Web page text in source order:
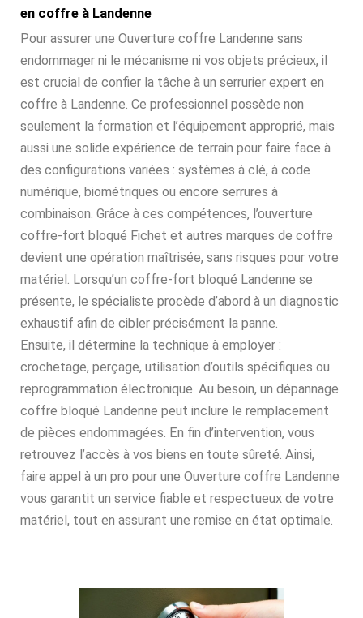
en coffre à Landenne
Pour assurer une Ouverture coffre Landenne sans
endommager ni le mécanisme ni vos objets précieux, il
est crucial de confier la tâche à un serrurier expert en
coffre à Landenne. Ce professionnel possède non
seulement la formation et l’équipement approprié, mais
aussi une solide expérience de terrain pour faire face à
des configurations variées : systèmes à clé, à code
numérique, biométriques ou encore serrures à
combinaison. Grâce à ces compétences, l’ouverture
coffre-fort bloqué Fichet et autres marques de coffre
devient une opération maîtrisée, sans risques pour votre
matériel. Lorsqu’un coffre-fort bloqué Landenne se
présente, le spécialiste procède d’abord à un diagnostic
exhaustif afin de cibler précisément la panne.
Ensuite, il détermine la technique à employer :
crochetage, perçage, utilisation d’outils spécifiques ou
reprogrammation électronique. Au besoin, un dépannage
coffre bloqué Landenne peut inclure le remplacement
de pièces endommagées. En fin d’intervention, vous
retrouvez l’accès à vos biens en toute sûreté. Ainsi,
faire appel à un pro pour une Ouverture coffre Landenne
vous garantit un service fiable et respectueux de votre
matériel, tout en assurant une remise en état optimale.